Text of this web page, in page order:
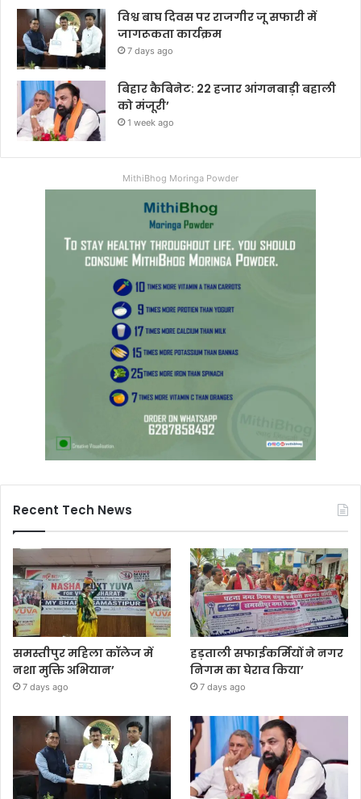
विश्व बाघ दिवस पर राजगीर जू सफारी में
जागरूकता कार्यक्रम
7 days ago
बिहार कैबिनेट: 22 हजार आंगनबाड़ी बहाली
को मंजूरी’
1 week ago
MithiBhog Moringa Powder
Recent Tech News
समस्तीपुर महिला कॉलेज में
नशा मुक्ति अभियान’
7 days ago
हड़ताली सफाईकर्मियों ने नगर
निगम का घेराव किया’
7 days ago